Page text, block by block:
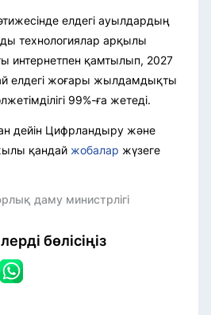
елдегі ауылдардың
технологиялар арқылы
қамтылып, 2027
елдегі жоғары жылдамдықты
99%-ға жетеді.
дейін Цифрландыру және
қандай жобалар жүзеге
даму министрлігі
бөлісіңіз